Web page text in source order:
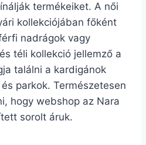
termékeiket. A női
kollekciójában főként
nadrágok vagy
téli kollekció jellemző a
találni a kardigánok
parkok. Természetesen
hogy webshop az Nara
sorolt áruk.